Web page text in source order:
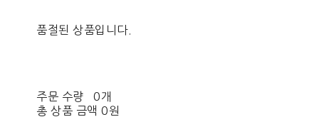
품절된 상품입니다.
주문 수량
0개
총 상품 금액 0원